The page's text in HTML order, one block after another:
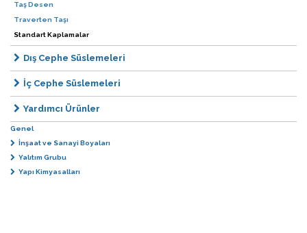
Taş Desen
Traverten Taşı
Standart Kaplamalar
Dış Cephe Süslemeleri
İç Cephe Süslemeleri
Yardımcı Ürünler
Genel
İnşaat ve Sanayi Boyaları
Yalıtım Grubu
Yapı Kimyasalları